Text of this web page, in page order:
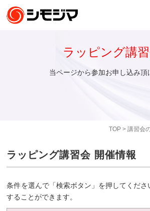
TOP> 講習会
ラッピング講
当ページから参加お申し込み頂
ラッピング講習会 開催情報
条件を選んで「検索ボタン」を押してくだ
することができます。